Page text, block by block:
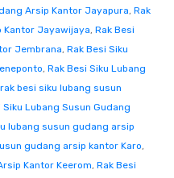
Arsip Kantor Jayapura, Rak
Kantor Jayawijaya, Rak Besi
Jembrana, Rak Besi Siku
, Rak Besi Siku Lubang
rak besi siku lubang susun
Siku Lubang Susun Gudang
lubang susun gudang arsip
gudang arsip kantor Karo,
Kantor Keerom, Rak Besi